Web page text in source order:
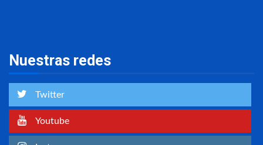
Nuestras redes
Twitter
Youtube